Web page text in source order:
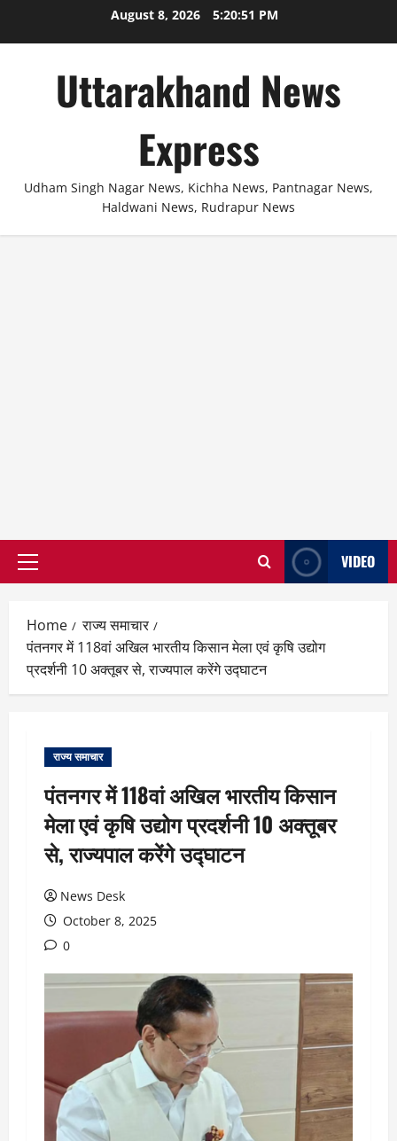
August 8, 2026 5:20:51 PM
Uttarakhand News
Express
Udham Singh Nagar News, Kichha News, Pantnagar News,
Haldwani News, Rudrapur News
Primary
VIDEO
Home
राज्य समाचार
पंतनगर में 118वां अखिल भारतीय किसान मेला एवं कृषि उद्योग
प्रदर्शनी 10 अक्तूबर से, राज्यपाल करेंगे उद्घाटन
राज्य समाचार
पंतनगर में 118वां अखिल भारतीय किसान
मेला एवं कृषि उद्योग प्रदर्शनी 10 अक्तूबर
से, राज्यपाल करेंगे उद्घाटन
News Desk
October 8, 2025
0